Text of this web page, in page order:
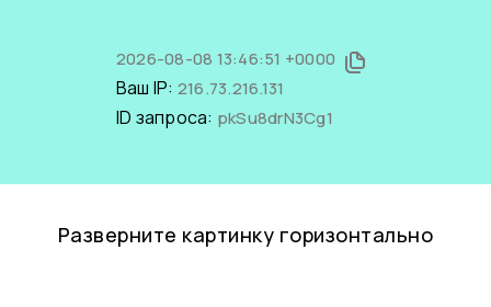
2026-08-08 13:46:51 +0000
Ваш IP: 216.73.216.131
ID запроса: pkSu8drN3Cg1
Разверните картинку горизонтально